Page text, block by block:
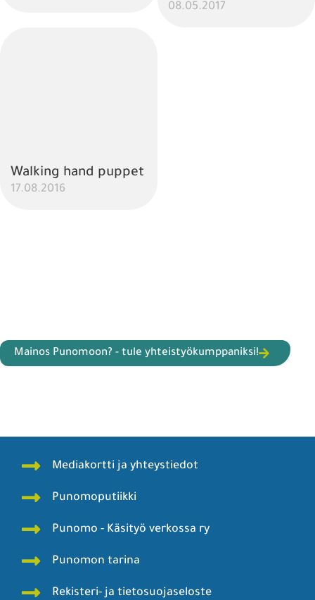
08.05.2017
Walking hand puppet
17.08.2016
Mainos Punomoon? - tule yhteistyökumppaniksi!
Mediakortti ja yhteystiedot
Punomoputiikki
Punomo - Käsityö verkossa ry
Punomon tarina
Rekisteri- ja tietosuojaseloste